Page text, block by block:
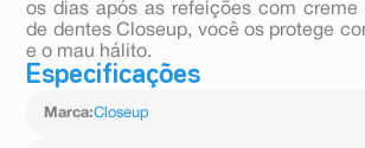
os dias após as refeições com creme
de dentes Closeup, você os protege
e o mau hálito.
Especificações
Marca:Closeup